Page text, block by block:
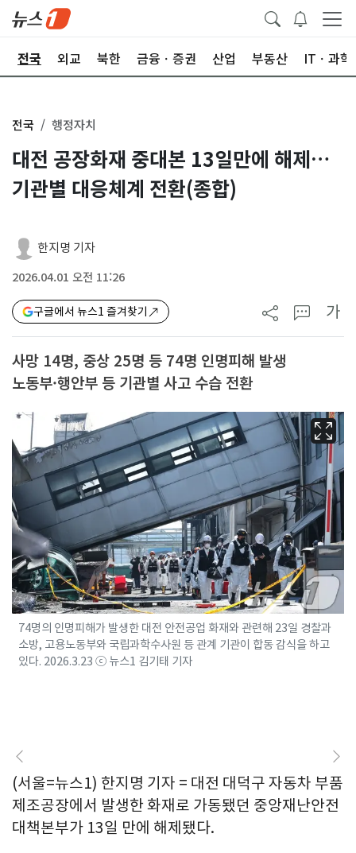
전국 외교 북한 금융ㆍ증권 산업 부동산 ITㆍ과학
전국 행정자치
대전 공장화재 중대본 13일만에 해제…
기관별 대응체계 전환(종합)
한지명 기자
2026.04.01 오전 11:26
구글에서 뉴스1 즐겨찾기 가
사망 14명, 중상 25명 등 74명 인명피해 발생
노동부·행안부 등 기관별 사고 수습 전환
74명의 인명피해가 발생한 대전 안전공업 화재와 관련해 23일 경찰과
소방, 고용노동부와 국립과학수사원 등 관계 기관이 합동 감식을 하고
있다. 2026.3.23 ⓒ 뉴스1 김기태 기자
(서울=뉴스1) 한지명 기자 = 대전 대덕구 자동차 부품
제조공장에서 발생한 화재로 가동됐던 중앙재난안전
대책본부가 13일 만에 해제됐다.